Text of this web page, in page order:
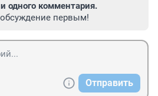
одного комментария.
первым!
Отправить